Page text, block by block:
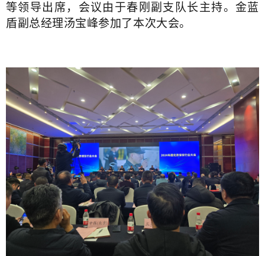
等领导出席，会议由于春刚副支队长主持。金蓝
盾副总经理汤宝峰参加了本次大会。